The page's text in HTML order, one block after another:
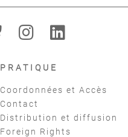
PRATIQUE
Coordonnées et Accès
Contact
Distribution et diffusion
Foreign Rights